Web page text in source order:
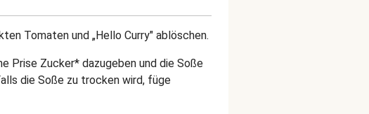
Tomaten und „Hello Curry" ablöschen.
Prise Zucker* dazugeben und die Soße
alls die Soße zu trocken wird, füge